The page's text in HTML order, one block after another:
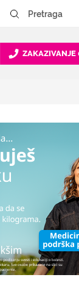
ZAKAZIVANJE